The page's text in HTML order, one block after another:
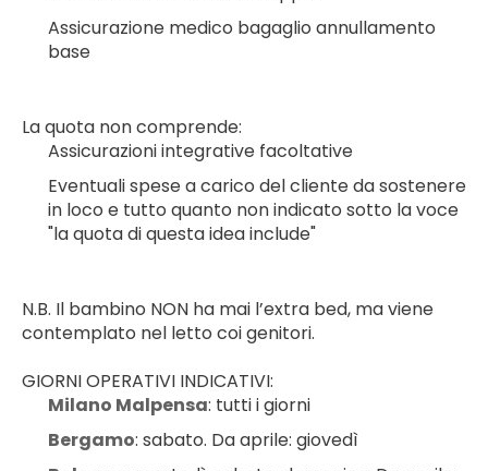
Assicurazione medico bagaglio annullamento
base
La quota non comprende:
Assicurazioni integrative facoltative
Eventuali spese a carico del cliente da sostenere
in loco e tutto quanto non indicato sotto la voce
"la quota di questa idea include"
N.B. Il bambino NON ha mai l’extra bed, ma viene
contemplato nel letto coi genitori.
GIORNI OPERATIVI INDICATIVI:
Milano Malpensa: tutti i giorni
Bergamo: sabato. Da aprile: giovedì